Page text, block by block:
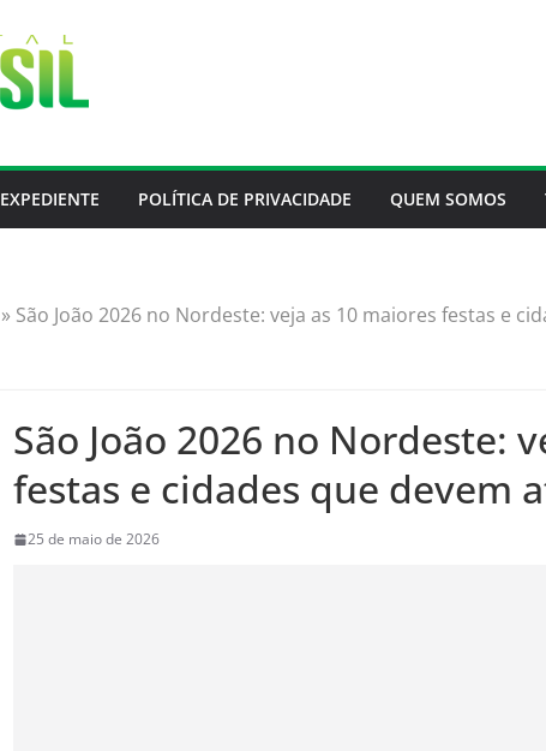
EXPEDIENTE POLÍTICA DE PRIVACIDADE QUEM SOMOS
» São João 2026 no Nordeste: veja as 10 maiores festas e
São João 2026 no Nordeste:
festas e cidades que devem
25 de maio de 2026